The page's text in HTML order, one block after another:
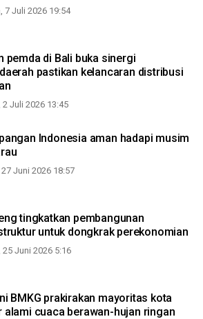
7 Juli 2026 19:54
pemda di Bali buka sinergi
pastikan kelancaran distribusi
2 Juli 2026 13:45
Indonesia aman hadapi musim
Juni 2026 18:57
tingkatkan pembangunan
untuk dongkrak perekonomian
25 Juni 2026 5:16
BMKG prakirakan mayoritas kota
alami cuaca berawan-hujan ringan